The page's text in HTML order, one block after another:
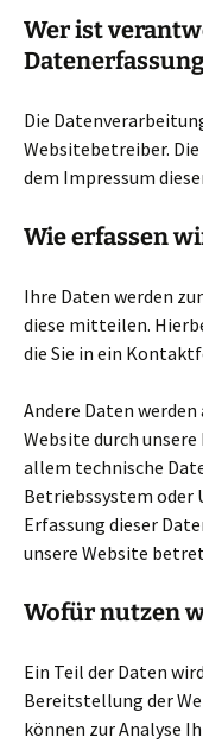
Wer ist
Die
Websitebetreiber.
dem Impressum
Wie erfassen
Ihre Daten werden
diese mitteilen.
die Sie in ein
Andere Daten
Website durch
allem technische
Betriebssystem oder
Erfassung dieser
unsere Website
Wofür nutzen
Ein Teil der Daten
Bereitstellung der
können zur Analyse